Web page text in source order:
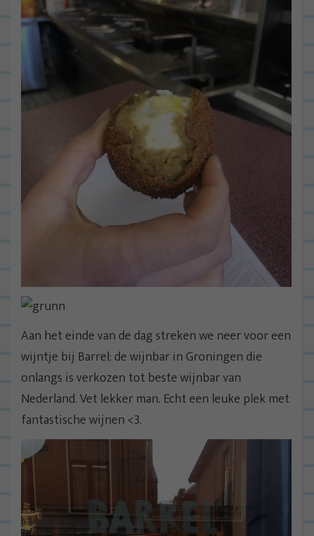
Aan het einde van de dag streken we neer voor een
wijntje bij Barrel; de wijnbar in Groningen die
onlangs is verkozen tot beste wijnbar van
Nederland. Vet lekker man. Echt een leuke plek met
fantastische wijnen <3.